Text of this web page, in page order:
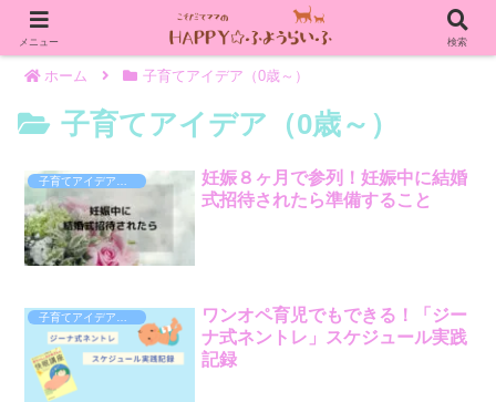
ホーム 子育てアイデア（0歳～）
子育てアイデア（0歳～）
妊娠８ヶ月で参列！妊娠中に結婚
式招待されたら準備すること
子育てアイデア（0歳～）
ワンオペ育児でもできる！「ジー
ナ式ネントレ」スケジュール実践
記録
メニュー 検索